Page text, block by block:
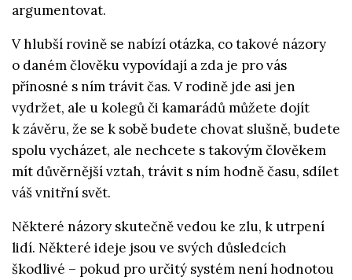
argumentovat.
V hlubší rovině se nabízí otázka, co takové názory
o daném člověku vypovídají a zda je pro vás
přínosné s ním trávit čas. V rodině jde asi jen
vydržet, ale u kolegů či kamarádů můžete dojít
k závěru, že se k sobě budete chovat slušně, budete
spolu vycházet, ale nechcete s takovým člověkem
mít důvěrnější vztah, trávit s ním hodně času, sdílet
váš vnitřní svět.
Některé názory skutečně vedou ke zlu, k utrpení
lidí. Některé ideje jsou ve svých důsledcích
škodlivé – pokud pro určitý systém není hodnotou